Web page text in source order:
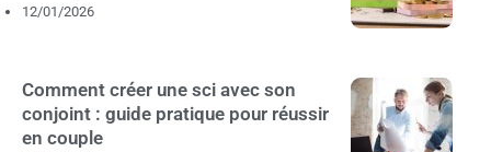
12/01/2026
Comment créer une sci avec son
conjoint : guide pratique pour réussir
en couple